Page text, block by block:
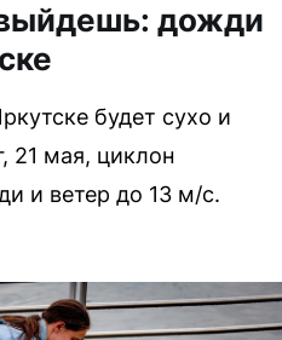
дожди
будет сухо и
21 мая, циклон
и ветер до 13 м/с.